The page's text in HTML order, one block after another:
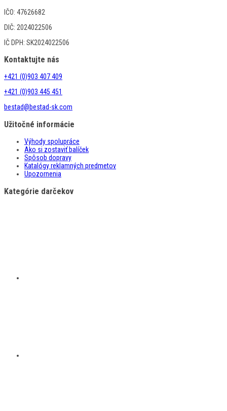
IČO: 47626682
DIČ: 2024022506
IČ DPH: SK2024022506
Kontaktujte nás
+421 (0)903 407 409
+421 (0)903 445 451
bestad@bestad-sk.com
Užitočné informácie
Výhody spolupráce
Ako si zostaviť balíček
Spôsob dopravy
Katalógy reklamných predmetov
Upozornenia
Kategórie darčekov